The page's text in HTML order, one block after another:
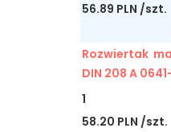
56.89 PLN /szt.
Rozwiertak
DIN 208 A
1
58.20 PLN /szt.